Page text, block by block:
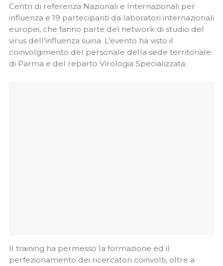
Centri di referenza Nazionali e Internazionali per
influenza e 19 partecipanti da laboratori internazionali
europei, che fanno parte del network di studio del
virus dell’influenza suina. L’evento ha visto il
coinvolgimento del personale della sede territoriale
di Parma e del reparto Virologia Specializzata.
Il training ha permesso la formazione ed il
perfezionamento dei ricercatori coinvolti, oltre a